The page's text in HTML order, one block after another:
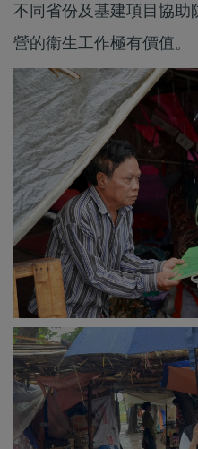
不同省份及基建項目協助
營的衞生工作極有價值。